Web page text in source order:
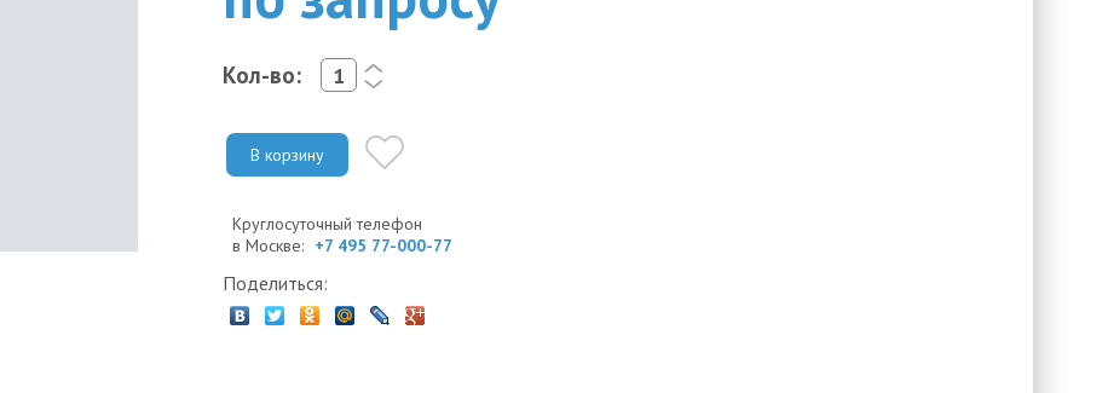
Кол-во:
<
>
В корзину
Круглосуточный телефон
в Москве: +7 495 77-000-77
Поделиться: